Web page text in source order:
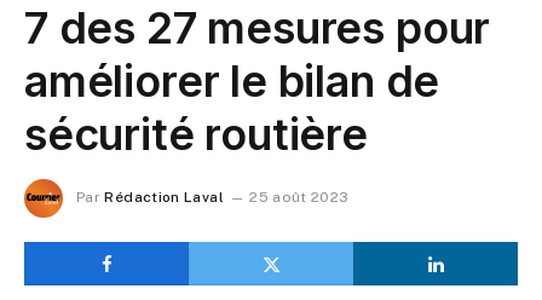
7 des 27 mesures pour
améliorer le bilan de
sécurité routière
Par Rédaction Laval 25 août 2023